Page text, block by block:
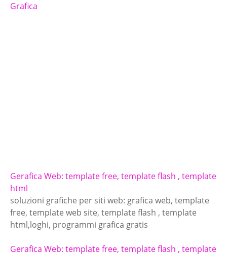
Grafica
Gerafica Web: template free, template flash , template
html
soluzioni grafiche per siti web: grafica web, template
free, template web site, template flash , template
html,loghi, programmi grafica gratis
Gerafica Web: template free, template flash , template